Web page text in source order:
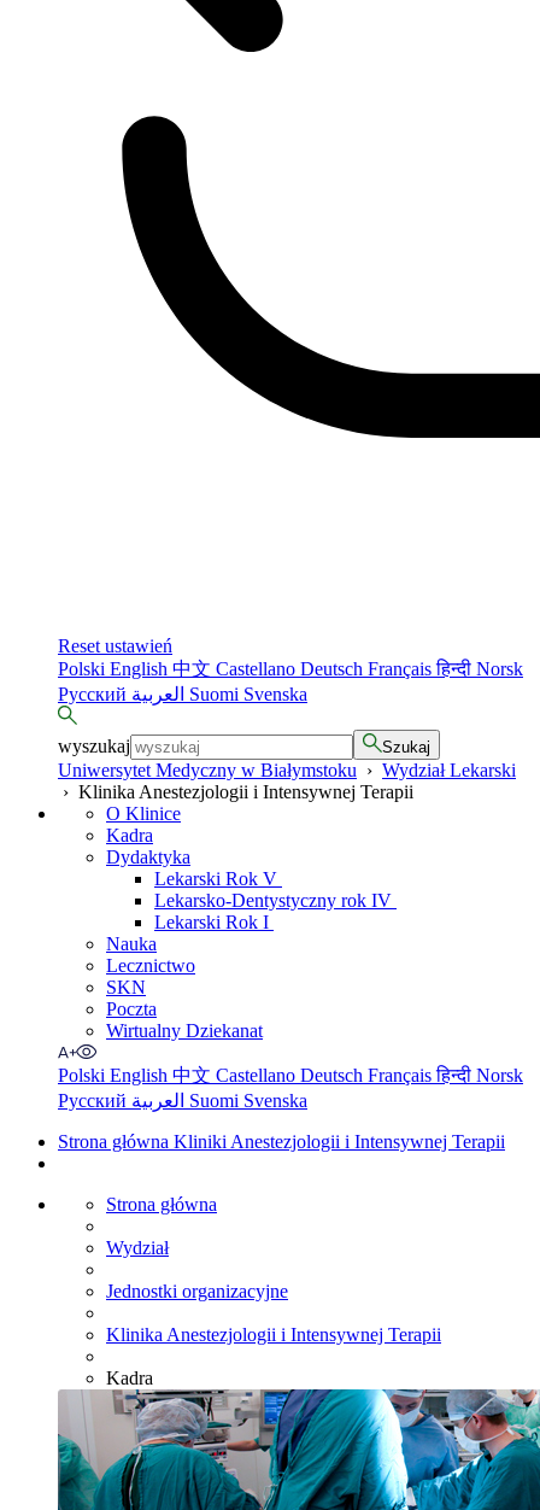
Reset ustawień
Polski English 中文 Castellano Deutsch Françaisहिन्दी Norsk
Русский
Suomi Svenska
wyszukaj Szukaj
Uniwersytet Medyczny w Białymstoku › Wydział Lekarski
› Klinika Anestezjologii i Intensywnej Terapii
O Klinice
Kadra
Dydaktyka
Lekarski Rok V
Lekarsko-Dentystyczny rok IV
Lekarski Rok I
Nauka
Lecznictwo
SKN
Poczta
Wirtualny Dziekanat
Polski English 中文 Castellano Deutsch Françaisहिन्दी Norsk
Русский
Suomi Svenska
Strona główna Kliniki Anestezjologii i Intensywnej Terapii
Strona główna
Wydział
Jednostki organizacyjne
Klinika Anestezjologii i Intensywnej Terapii
Kadra